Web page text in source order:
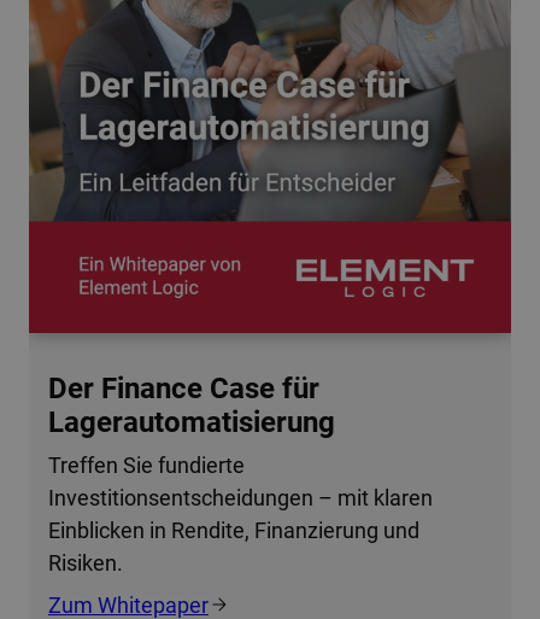
Der Finance Case für
Lagerautomatisierung
Treffen Sie fundierte
Investitionsentscheidungen – mit klaren
Einblicken in Rendite, Finanzierung und
Risiken.
Zum Whitepaper